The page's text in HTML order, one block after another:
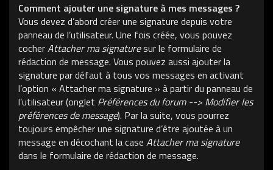
Comment ajouter une signature à mes messages ?
Vous devez d’abord créer une signature depuis votre
panneau de l’utilisateur. Une fois créée, vous pouvez
cocherAttacher ma signaturesur le formulaire de
rédaction de message. Vous pouvez aussi ajouter la
signature par défaut à tous vos messages en activant
l’option « Attacher ma signature » à partir du panneau de
l’utilisateur (onglet Préférences du forum --> Modifier les
préférences de message). Par la suite, vous pourrez
toujours empêcher une signature d’être ajoutée à un
message en décochant la case Attacher ma signature
dans le formulaire de rédaction de message.